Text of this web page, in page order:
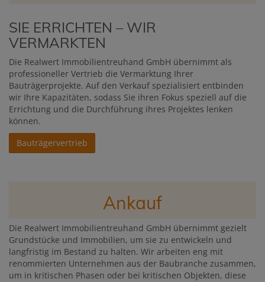
SIE ERRICHTEN – WIR
VERMARKTEN
Die Realwert Immobilientreuhand GmbH übernimmt als
professioneller Vertrieb die Vermarktung Ihrer
Bauträgerprojekte. Auf den Verkauf spezialisiert entbinden
wir Ihre Kapazitäten, sodass Sie ihren Fokus speziell auf die
Errichtung und die Durchführung ihres Projektes lenken
können.
Bauträgervertrieb
Ankauf
Die Realwert Immobilientreuhand GmbH übernimmt gezielt
Grundstücke und Immobilien, um sie zu entwickeln und
langfristig im Bestand zu halten. Wir arbeiten eng mit
renommierten Unternehmen aus der Baubranche zusammen,
um in kritischen Phasen oder bei kritischen Objekten, diese